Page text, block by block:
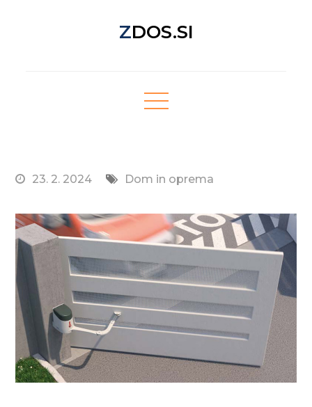
ZDOS.SI
23. 2. 2024 Dom in oprema